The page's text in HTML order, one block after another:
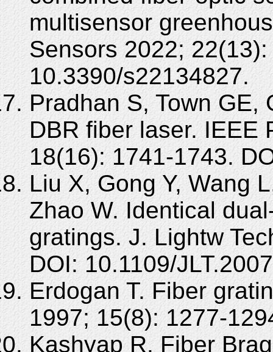
multisensor
Sensors 2022;
10.3390/s22134827.
Pradhan S, Town GE,
DBR fiber laser. IEEE
18(16): 1741-1743.
Liu X, Gong Y, Wang
Zhao W. Identical
gratings. J. Lightw
DOI: 10.1109/
Erdogan T. Fiber
1997; 15(8): 1277-
Kashyap R. Fiber